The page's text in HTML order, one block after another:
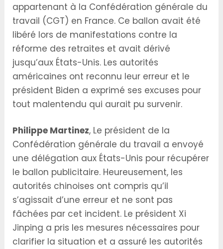
appartenant à la Confédération générale du
travail (CGT) en France. Ce ballon avait été
libéré lors de manifestations contre la
réforme des retraites et avait dérivé
jusqu’aux États-Unis. Les autorités
américaines ont reconnu leur erreur et le
président Biden a exprimé ses excuses pour
tout malentendu qui aurait pu survenir.
Philippe Martinez, Le président de la
Confédération générale du travail a envoyé
une délégation aux États-Unis pour récupérer
le ballon publicitaire. Heureusement, les
autorités chinoises ont compris qu’il
s’agissait d’une erreur et ne sont pas
fâchées par cet incident. Le président Xi
Jinping a pris les mesures nécessaires pour
clarifier la situation et a assuré les autorités